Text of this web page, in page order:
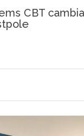
CBT